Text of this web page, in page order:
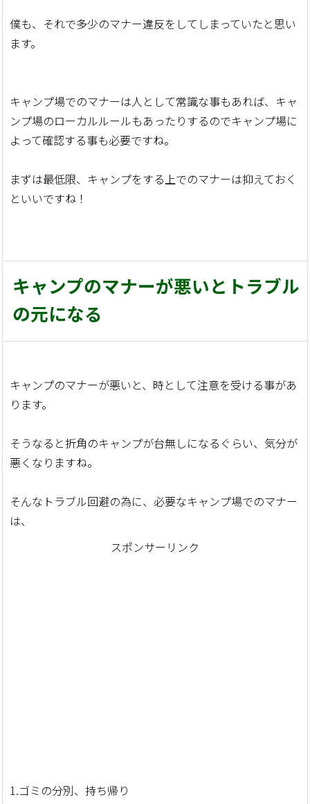
僕も、それで多少のマナー違反をしてしまっていたと思い
ます。
キャンプ場でのマナーは人として常識な事もあれば、キャ
ンプ場のローカルルールもあったりするのでキャンプ場に
よって確認する事も必要ですね。
まずは最低限、キャンプをする上でのマナーは抑えておく
といいですね！
キャンプのマナーが悪いとトラブル
の元になる
キャンプのマナーが悪いと、時として注意を受ける事があ
ります。
そうなると折角のキャンプが台無しになるぐらい、気分が
悪くなりますね。
そんなトラブル回避の為に、必要なキャンプ場でのマナー
は、
スポンサーリンク
1.ゴミの分別、持ち帰り